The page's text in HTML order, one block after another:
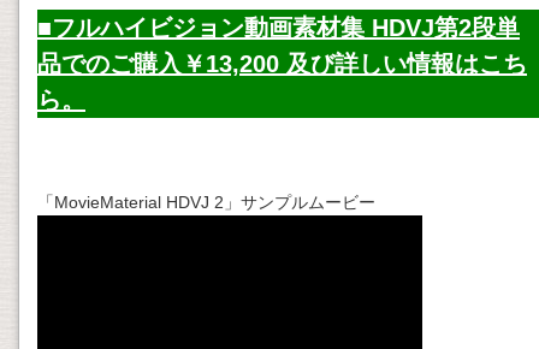
■フルハイビジョン動画素材集 HDVJ第2段単
品でのご購入￥13,200 及び詳しい情報はこち
ら。
「MovieMaterial HDVJ 2」サンプルムービー